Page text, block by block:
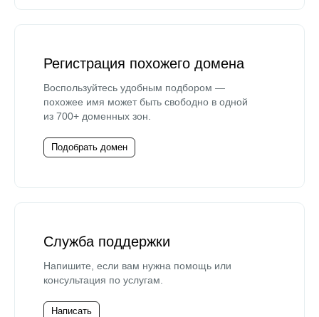
Регистрация похожего домена
Воспользуйтесь удобным подбором —
похожее имя может быть свободно в одной
из 700+ доменных зон.
Подобрать домен
Служба поддержки
Напишите, если вам нужна помощь или
консультация по услугам.
Написать